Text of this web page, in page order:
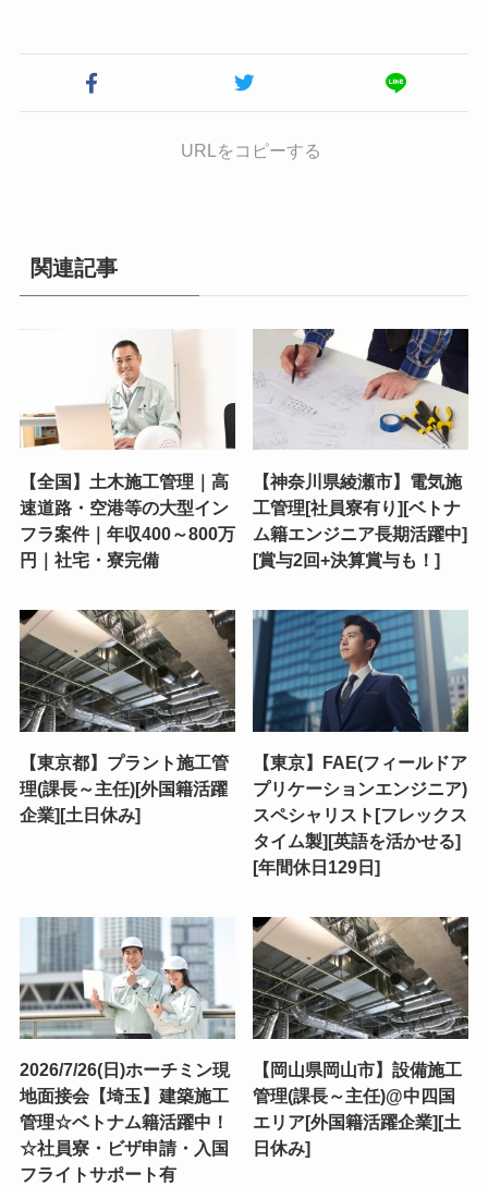
URLをコピーする
関連記事
【全国】土木施工管理｜高
速道路・空港等の大型イン
フラ案件｜年収400～800万
円｜社宅・寮完備
【神奈川県綾瀬市】電気施
工管理[社員寮有り][ベトナ
ム籍エンジニア長期活躍中]
[賞与2回+決算賞与も！]
【東京都】プラント施工管
理(課長～主任)[外国籍活躍
企業][土日休み]
【東京】FAE(フィールドア
プリケーションエンジニア)
スペシャリスト[フレックス
タイム製][英語を活かせる]
[年間休日129日]
2026/7/26(日)ホーチミン現
地面接会【埼玉】建築施工
管理☆ベトナム籍活躍中！
☆社員寮・ビザ申請・入国
フライトサポート有
【岡山県岡山市】設備施工
管理(課長～主任)@中四国
エリア[外国籍活躍企業][土
日休み]